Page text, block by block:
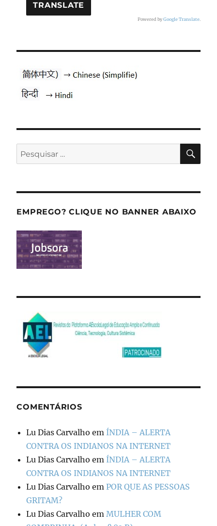
Powered byGoogle Translate.
Pesquisar
por:
EMPREGO? CLIQUE NO BANNER ABAIXO
COMENTÁRIOS
Lu Dias Carvalho em ÍNDIA – ALERTA
CONTRA OS INDIANOS NA INTERNET
Lu Dias Carvalho em ÍNDIA – ALERTA
CONTRA OS INDIANOS NA INTERNET
Lu Dias Carvalho em POR QUE AS PESSOAS
GRITAM?
Lu Dias Carvalho em MULHER COM